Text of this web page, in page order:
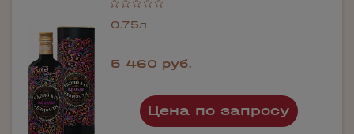
0.75л
5 460 руб.
Цена по запросу